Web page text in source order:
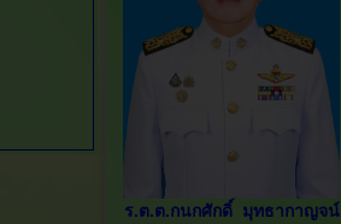
ร.ต.ต.กนกศักดิ์ มุทธากาญจน์